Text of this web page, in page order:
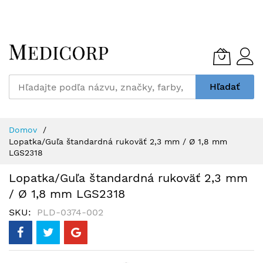
to
Content
Hľadať
Domov
Lopatka/Guľa štandardná rukoväť 2,3 mm / Ø 1,8 mm
LGS2318
Lopatka/Guľa štandardná rukoväť 2,3 mm
/ Ø 1,8 mm LGS2318
SKU PLD-0374-002